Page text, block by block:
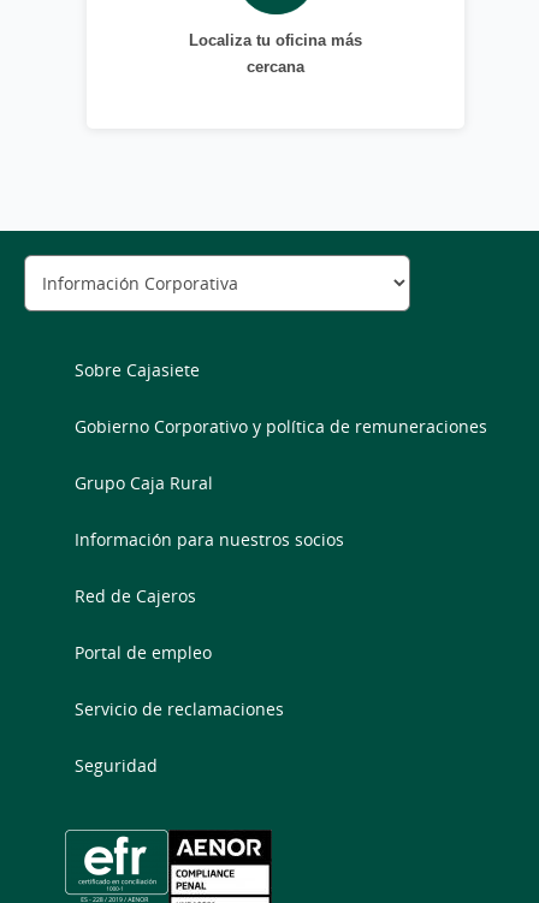
Localiza tu oficina más
cercana
Sobre Cajasiete
Gobierno Corporativo y política de remuneraciones
Grupo Caja Rural
Información para nuestros socios
Red de Cajeros
Portal de empleo
Servicio de reclamaciones
Seguridad